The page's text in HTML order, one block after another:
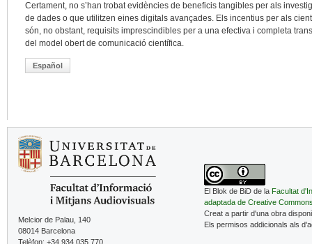
Certament, no s’han trobat evidències de beneficis tangibles per als
de dades o que utilitzen eines digitals avançades. Els incentius per als
són, no obstant, requisits imprescindibles per a una efectiva i completa
del model obert de comunicació científica.
Español
Melcior de Palau, 140
08014 Barcelona
Telèfon: +34 934 035 770
El Blok de BiD de la Facultat
adaptada de Creative
Creat a partir d'una obra
Els permisos addicionals als